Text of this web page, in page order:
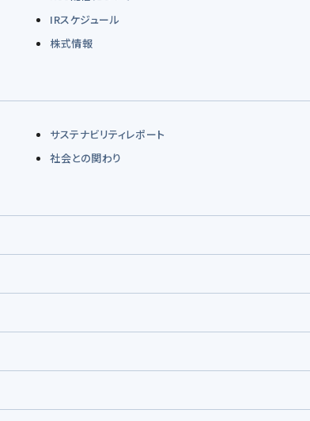
IRスケジュール
株式情報
サステナビリティレポート
社会との関わり